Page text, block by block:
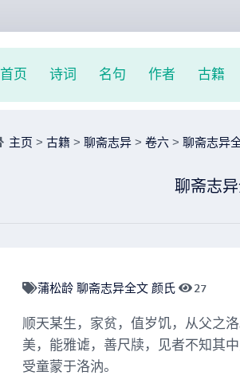
首页 诗词 名句 作者 古籍
主页 > 古籍 > 聊斋志异 > 卷六 > 聊斋志异
聊斋志异
蒲松龄 聊斋志异全文 颜氏 27
顺天某生，家贫，值岁饥，从父之
美，能雅谑，善尺牍，见者不知其
受童蒙于洛汭。